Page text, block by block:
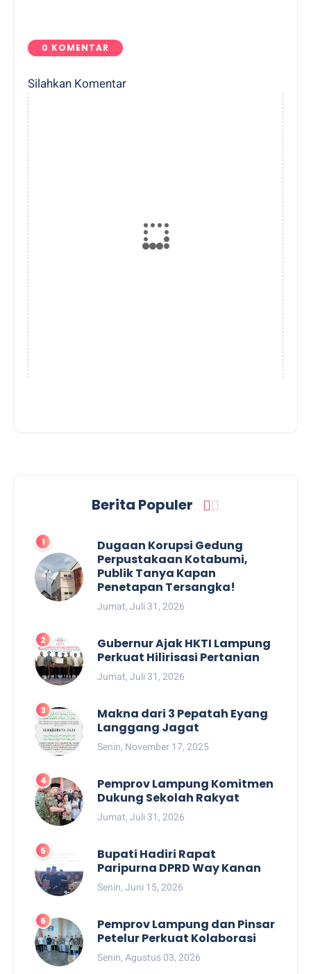
0 KOMENTAR
Silahkan Komentar
Berita Populer
Dugaan Korupsi Gedung
Perpustakaan Kotabumi,
Publik Tanya Kapan
Penetapan Tersangka!
Jumat, Juli 31, 2026
Gubernur Ajak HKTI Lampung
Perkuat Hilirisasi Pertanian
Jumat, Juli 31, 2026
Makna dari 3 Pepatah Eyang
Langgang Jagat
Senin, November 17, 2025
Pemprov Lampung Komitmen
Dukung Sekolah Rakyat
Jumat, Juli 31, 2026
Bupati Hadiri Rapat
Paripurna DPRD Way Kanan
Senin, Juni 15, 2026
Pemprov Lampung dan Pinsar
Petelur Perkuat Kolaborasi
Senin, Agustus 03, 2026